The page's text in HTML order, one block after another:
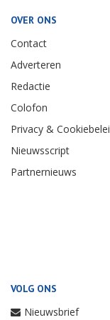
OVER ONS
Contact
Adverteren
Redactie
Colofon
Privacy &
Nieuwsscript
Partnernieuws
VOLG ONS
Nieuwsbrief